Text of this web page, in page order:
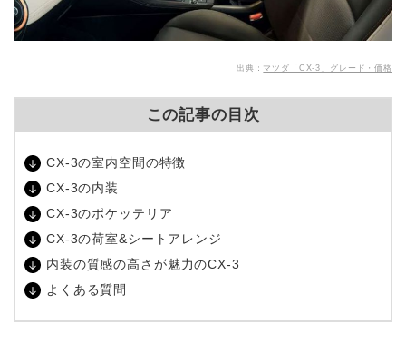
出典： マツダ「CX-3」グレード・価格
この記事の目次
CX-3の室内空間の特徴
CX-3の内装
CX-3のポケッテリア
CX-3の荷室&シートアレンジ
内装の質感の高さが魅力のCX-3
よくある質問